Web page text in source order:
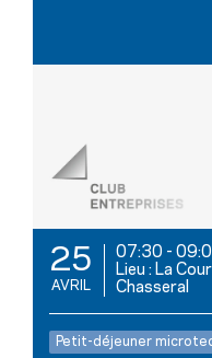
25
AVRIL
07:30 -
Lieu : La
Chasseral
Petit-déjeuner